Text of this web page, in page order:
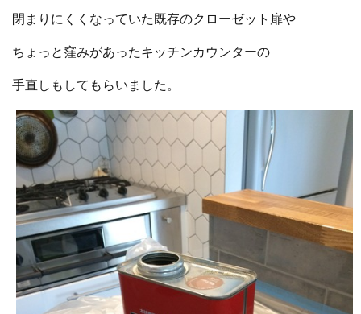
閉まりにくくなっていた既存のクローゼット扉や
ちょっと窪みがあったキッチンカウンターの
手直しもしてもらいました。